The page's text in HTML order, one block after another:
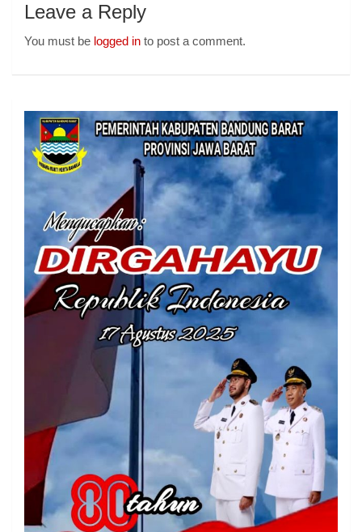
Leave a Reply
You must be logged in to post a comment.